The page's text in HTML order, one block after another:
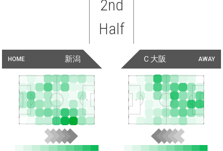
2nd
Half
HOME 新潟 AWAY
Ｃ大阪